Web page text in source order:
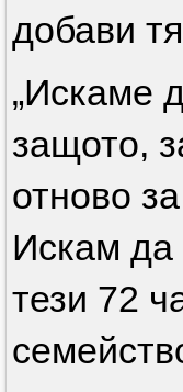
добави
„Искаме
защото,
отново
Искам да
тези 72